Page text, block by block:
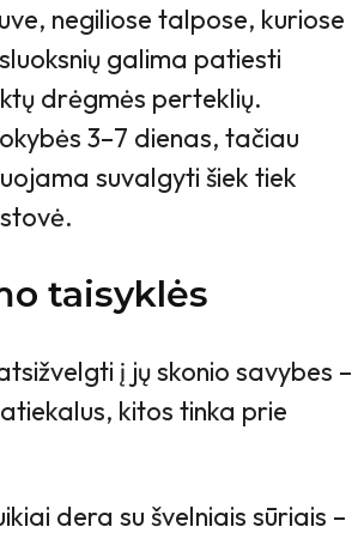
negiliose talpose, kuriose
galima patiesti
drėgmės perteklių.
3–7 dienas, tačiau
suvalgyti šiek tiek
taisyklės
į jų skonio savybes –
kitos tinka prie
dera su švelniais sūriais –